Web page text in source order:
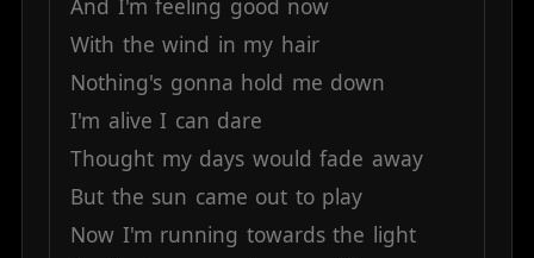
And I'm feeling good now
With the wind in my hair
Nothing's gonna hold me down
I'm alive I can dare
Thought my days would fade away
But the sun came out to play
Now I'm running towards the light